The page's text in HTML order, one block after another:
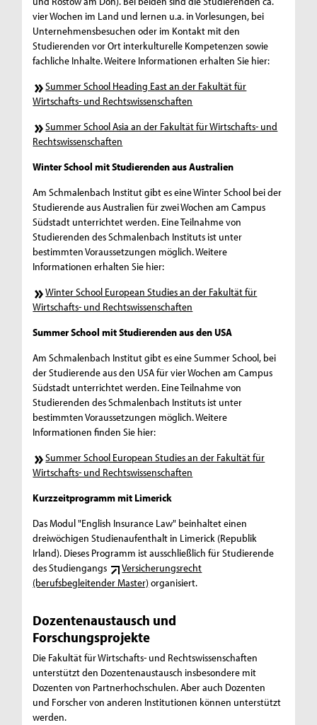
vier Wochen im Land und lernen u.a. in Vorlesungen, bei
Unternehmensbesuchen oder im Kontakt mit den
Studierenden vor Ort interkulturelle Kompetenzen sowie
fachliche Inhalte. Weitere Informationen erhalten Sie hier:
Summer School Heading East an der Fakultät für
Wirtschafts- und Rechtswissenschaften
Summer School Asia an der Fakultät für Wirtschafts- und
Rechtswissenschaften
Winter School mit Studierenden aus Australien
Am Schmalenbach Institut gibt es eine Winter School bei der
Studierende aus Australien für zwei Wochen am Campus
Südstadt unterrichtet werden. Eine Teilnahme von
Studierenden des Schmalenbach Instituts ist unter
bestimmten Voraussetzungen möglich. Weitere
Informationen erhalten Sie hier:
Winter School European Studies an der Fakultät für
Wirtschafts- und Rechtswissenschaften
Summer School mit Studierenden aus den USA
Am Schmalenbach Institut gibt es eine Summer School, bei
der Studierende aus den USA für vier Wochen am Campus
Südstadt unterrichtet werden. Eine Teilnahme von
Studierenden des Schmalenbach Instituts ist unter
bestimmten Voraussetzungen möglich. Weitere
Informationen finden Sie hier:
Summer School European Studies an der Fakultät für
Wirtschafts- und Rechtswissenschaften
Kurzzeitprogramm mit Limerick
Das Modul "English Insurance Law" beinhaltet einen
dreiwöchigen Studienaufenthalt in Limerick (Republik
Irland). Dieses Programm ist ausschließlich für Studierende
des Studiengangs
Versicherungsrecht
(berufsbegleitender Master)organisiert.
Dozentenaustausch und
Forschungsprojekte
Die Fakultät für Wirtschafts- und Rechtswissenschaften
unterstützt den Dozentenaustausch insbesondere mit
Dozenten von Partnerhochschulen. Aber auch Dozenten
und Forscher von anderen Institutionen können unterstützt
werden.